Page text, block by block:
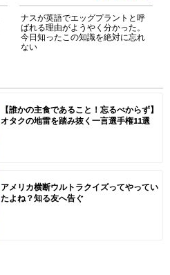
ナスが英語でエッグプラントと呼
ばれる理由がようやく分かった。
今日知ったこの知識を絶対に忘れ
ない
【誰かの主食であること！忘るべからず】
オタクの地雷を踏み抜く一言選手権11選
アメリカ横断ウルトラクイズってやってい
たよね？知る友へ告ぐ